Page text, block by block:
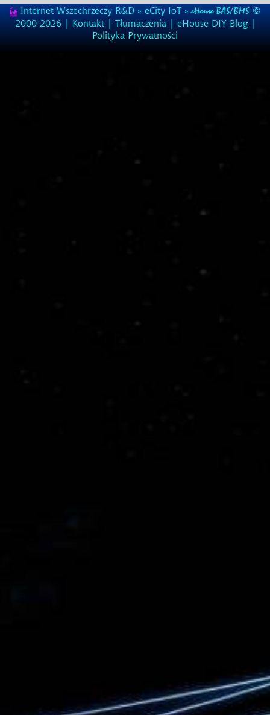
Internet Wszechrzeczy R&D »eCity IoT»eHouse BAS/BMS ©
2000-2026 | Kontakt| Tłumaczenia| eHouse DIY Blog|
Polityka Prywatności